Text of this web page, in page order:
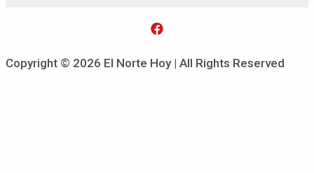
Copyright © 2026 El Norte Hoy | All Rights Reserved